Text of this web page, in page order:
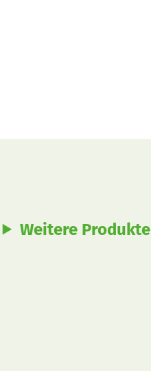
Weitere Produkte